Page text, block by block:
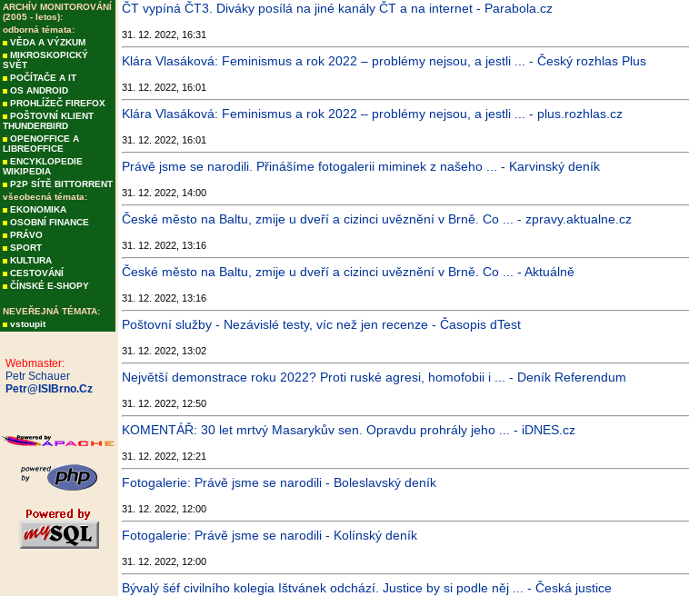
ARCHÍV MONITOROVÁNÍ
(2005 - letos):
odborná témata:
VĚDA A VÝZKUM
MIKROSKOPICKÝ
SVĚT
POČÍTAČE A IT
OS ANDROID
PROHLÍŽEČ FIREFOX
POŠTOVNÍ KLIENT
THUNDERBIRD
OPENOFFICE A
LIBREOFFICE
ENCYKLOPEDIE
WIKIPEDIA
P2P SÍTĚ BITTORRENT
všeobecná témata:
EKONOMIKA
OSOBNÍ FINANCE
PRÁVO
SPORT
KULTURA
CESTOVÁNÍ
ČÍNSKÉ E-SHOPY
NEVEŘEJNÁ TÉMATA:
vstoupit
Webmaster:
Petr Schauer
Petr@ISIBrno.Cz
ČT vypíná ČT3. Diváky posílá na jiné kanály ČT a na internet - Parabola.cz
31. 12. 2022, 16:31
Klára Vlasáková: Feminismus a rok 2022 – problémy nejsou, a jestli ... - Český rozhlas Plus
31. 12. 2022, 16:01
Klára Vlasáková: Feminismus a rok 2022 – problémy nejsou, a jestli ... - plus.rozhlas.cz
31. 12. 2022, 16:01
Právě jsme se narodili. Přinášíme fotogalerii miminek z našeho ... - Karvinský deník
31. 12. 2022, 14:00
České město na Baltu, zmije u dveří a cizinci uvěznění v Brně. Co ... - zpravy.aktualne.cz
31. 12. 2022, 13:16
České město na Baltu, zmije u dveří a cizinci uvěznění v Brně. Co ... - Aktuálně
31. 12. 2022, 13:16
Poštovní služby - Nezávislé testy, víc než jen recenze - Časopis dTest
31. 12. 2022, 13:02
Největší demonstrace roku 2022? Proti ruské agresi, homofobii i ... - Deník Referendum
31. 12. 2022, 12:50
KOMENTÁŘ: 30 let mrtvý Masarykův sen. Opravdu prohrály jeho ... - iDNES.cz
31. 12. 2022, 12:21
Fotogalerie: Právě jsme se narodili - Boleslavský deník
31. 12. 2022, 12:00
Fotogalerie: Právě jsme se narodili - Kolínský deník
31. 12. 2022, 12:00
Bývalý šéf civilního kolegia Ištvánek odchází. Justice by si podle něj ... - Česká justice